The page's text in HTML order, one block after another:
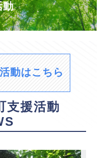
動
動はこちら
支援活動